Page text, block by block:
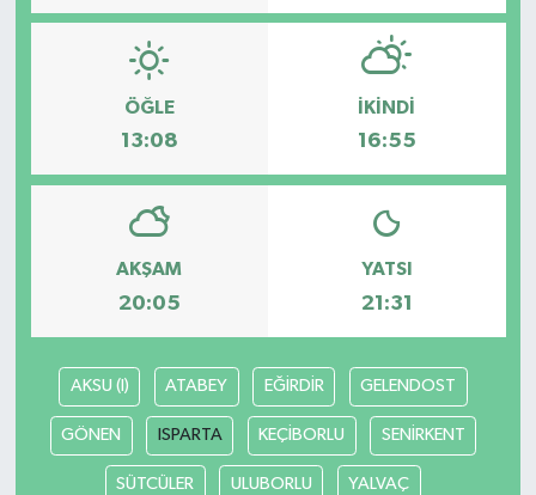
ÖĞLE
13:08
İKINDI
16:55
AKŞAM
20:05
YATSI
21:31
AKSU (I) ATABEY EĞİRDİR GELENDOST
GÖNEN ISPARTA KEÇİBORLU SENİRKENT
SÜTCÜLER ULUBORLU YALVAÇ